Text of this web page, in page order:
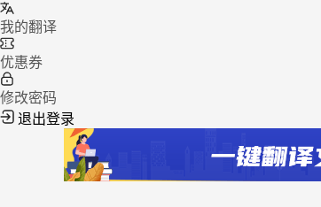
我的翻译
优惠券
修改密码
退出登录